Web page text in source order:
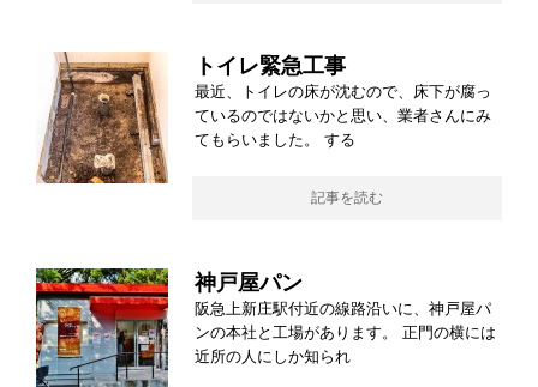
トイレ緊急工事
最近、トイレの床が沈むので、床下が腐っ
ているのではないかと思い、業者さんにみ
てもらいました。 する
記事を読む
神戸屋パン
阪急上新庄駅付近の線路沿いに、神戸屋パ
ンの本社と工場があります。 正門の横には
近所の人にしか知られ